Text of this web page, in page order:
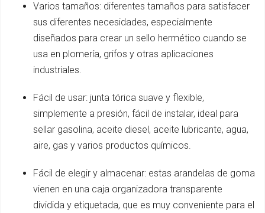
Varios tamaños: diferentes tamaños para satisfacer
sus diferentes necesidades, especialmente
diseñados para crear un sello hermético cuando se
usa en plomería, grifos y otras aplicaciones
industriales.
Fácil de usar: junta tórica suave y flexible,
simplemente a presión, fácil de instalar, ideal para
sellar gasolina, aceite diesel, aceite lubricante, agua,
aire, gas y varios productos químicos.
Fácil de elegir y almacenar: estas arandelas de goma
vienen en una caja organizadora transparente
dividida y etiquetada, que es muy conveniente para el